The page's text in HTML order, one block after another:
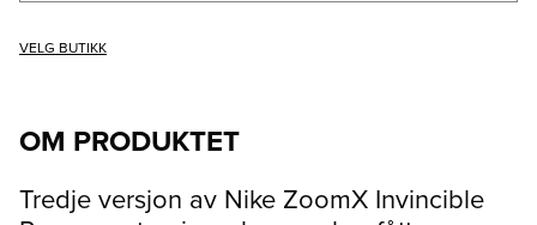
VELG BUTIKK
OM PRODUKTET
Tredje versjon av Nike ZoomX Invincible